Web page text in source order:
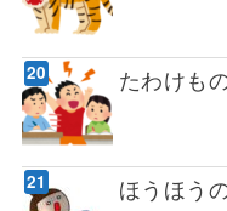
たわけも
ほうほう